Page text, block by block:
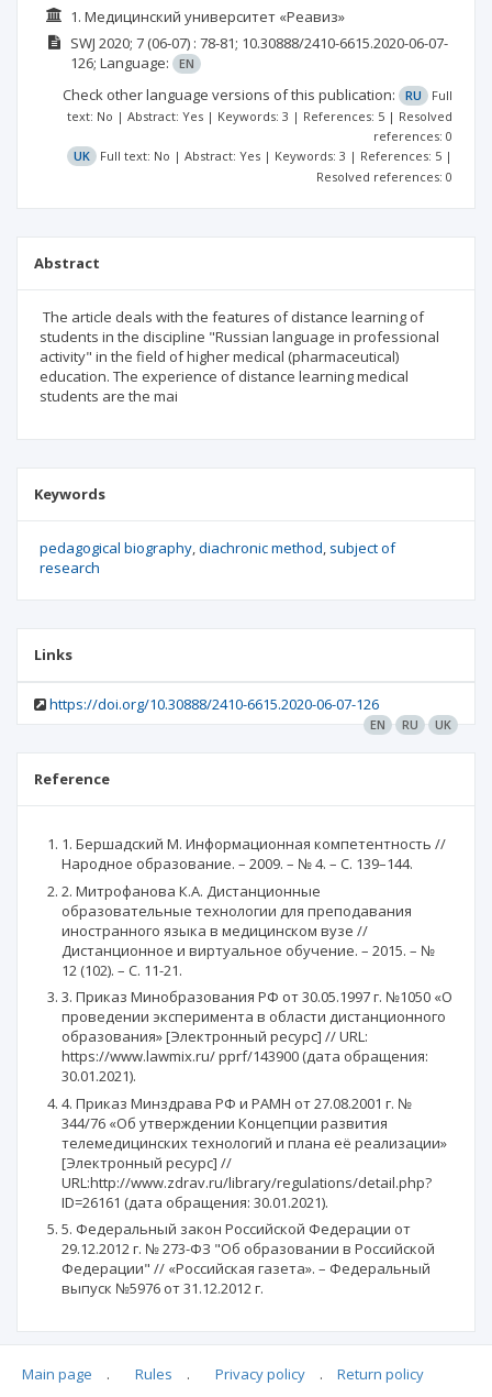
1. Медицинский университет «Реавиз»
SWJ 2020; 7(06-07) : 78-81; 10.30888/2410-6615.2020-06-07-
126; Language: EN
Check other language versions of this publication: RU
Full
text: No | Abstract: Yes | Keywords: 3 | References: 5 | Resolved
references: 0
UK
Full text: No | Abstract: Yes | Keywords: 3 | References: 5 |
Resolved references: 0
Abstract
The article deals with the features of distance learning of
students in the discipline "Russian language in professional
activity" in the field of higher medical (pharmaceutical)
education. The experience of distance learning medical
students are the mai
Keywords
pedagogical biography diachronic method subject of
research
Links
https://doi.org/10.30888/2410-6615.2020-06-07-126
EN RU UK
Reference
1. Бершадский М. Информационная компетентность //
Народное образование. – 2009. – № 4. – С. 139–144.
2. Митрофанова К.А. Дистанционные
образовательные технологии для преподавания
иностранного языка в медицинском вузе //
Дистанционное и виртуальное обучение. – 2015. – №
12 (102). – С. 11-21.
3. Приказ Минобразования РФ от 30.05.1997 г. №1050 «О
проведении эксперимента в области дистанционного
образования» [Электронный ресурс] // URL:
https://www.lawmix.ru/ pprf/143900 (дата обращения:
30.01.2021).
4. Приказ Минздрава РФ и РАМН от 27.08.2001 г. №
344/76 «Об утверждении Концепции развития
телемедицинских технологий и плана её реализации»
[Электронный ресурс] //
URL:http://www.zdrav.ru/library/regulations/detail.php?
ID=26161 (дата обращения: 30.01.2021).
5. Федеральный закон Российской Федерации от
29.12.2012 г. № 273-ФЗ "Об образовании в Российской
Федерации" // «Российская газета». – Федеральный
выпуск №5976 от 31.12.2012 г.
Articles quoting
Main page . Rules . Privacy policy . Return policy